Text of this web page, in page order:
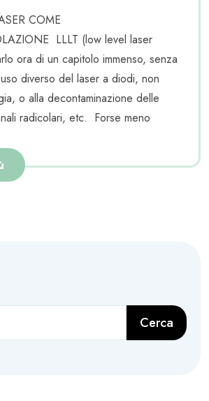
COME
LLLT (low level laser
ora di un capitolo immenso, senza
diverso del laser a diodi, non
o alla decontaminazione delle
radicolari, etc. Forse meno
Cerca